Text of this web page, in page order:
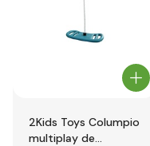
2Kids Toys Columpio
multiplay de